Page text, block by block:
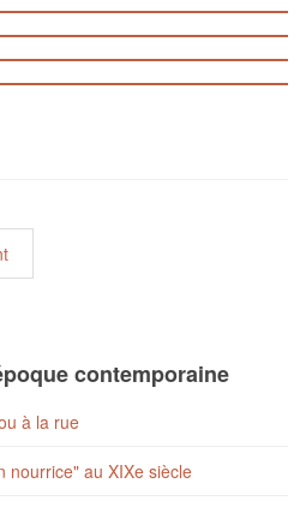
contemporaine
à la rue
nourrice" au XIXe siècle